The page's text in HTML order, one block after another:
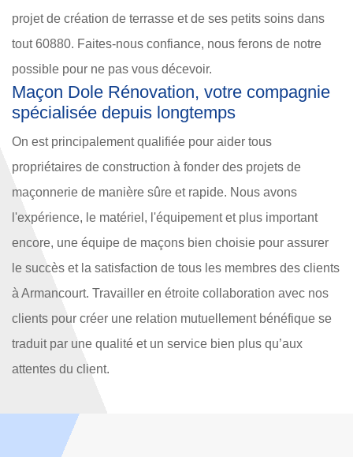
projet de création de terrasse et de ses petits soins dans
tout 60880. Faites-nous confiance, nous ferons de notre
possible pour ne pas vous décevoir.
Maçon Dole Rénovation, votre compagnie
spécialisée depuis longtemps
On est principalement qualifiée pour aider tous
propriétaires de construction à fonder des projets de
maçonnerie de manière sûre et rapide. Nous avons
l'expérience, le matériel, l'équipement et plus important
encore, une équipe de maçons bien choisie pour assurer
le succès et la satisfaction de tous les membres des clients
à Armancourt. Travailler en étroite collaboration avec nos
clients pour créer une relation mutuellement bénéfique se
traduit par une qualité et un service bien plus qu’aux
attentes du client.